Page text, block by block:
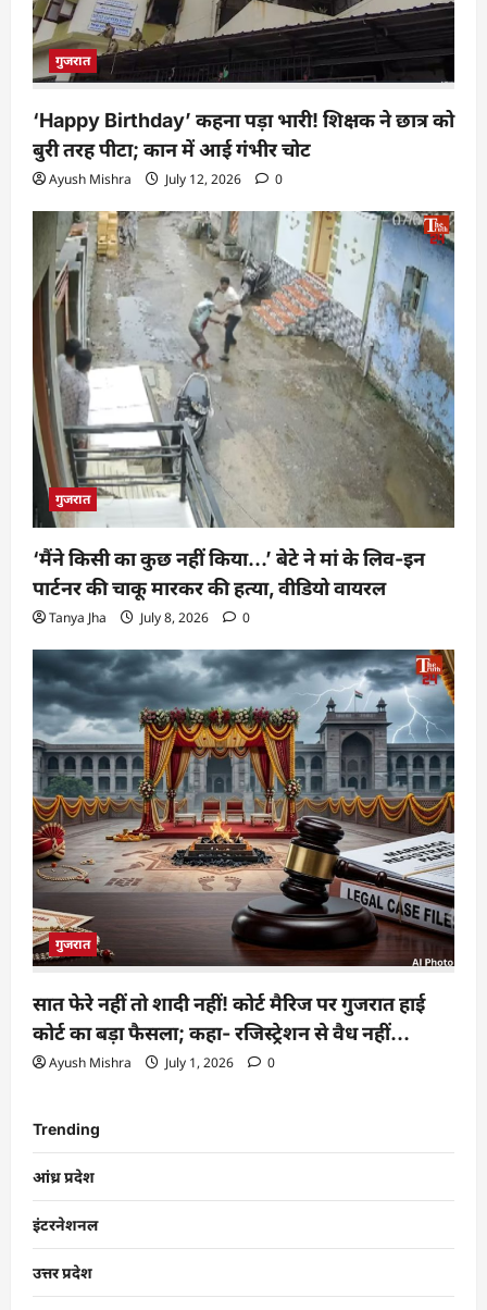
गुजरात
‘Happy Birthday’ कहना पड़ा भारी! शिक्षक ने छात्र को
बुरी तरह पीटा; कान में आई गंभीर चोट
Ayush Mishra July 12, 2026 0
गुजरात
‘मैंने किसी का कुछ नहीं किया…’ बेटे ने मां के लिव-इन
पार्टनर की चाकू मारकर की हत्या, वीडियो वायरल
Tanya Jha July 8, 2026 0
गुजरात
सात फेरे नहीं तो शादी नहीं! कोर्ट मैरिज पर गुजरात हाई
कोर्ट का बड़ा फैसला; कहा- रजिस्ट्रेशन से वैध नहीं…
Ayush Mishra July 1, 2026 0
Trending
आंध्र प्रदेश
इंटरनेशनल
उत्तर प्रदेश